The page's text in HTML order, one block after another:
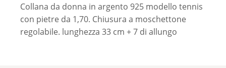
Collana da donna in argento 925 modello tennis
con pietre da 1,70. Chiusura a moschettone
regolabile. lunghezza 33 cm + 7 di allungo